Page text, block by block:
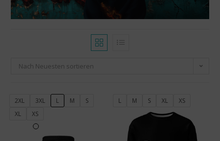
Nach Neuesten sortieren
2XL 3XL L M
S
XL
XS
L M S XL XS